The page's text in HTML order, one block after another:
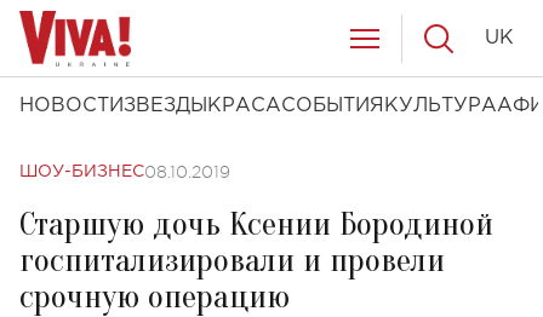
НОВОСТИ ЗВЕЗДЫ КРАСАСОБЫТИЯ КУЛЬТУРА
UK
ШОУ-БИЗНЕС08.10.2019
Старшую дочь Ксении Бородиной
госпитализировали и провели
срочную операцию